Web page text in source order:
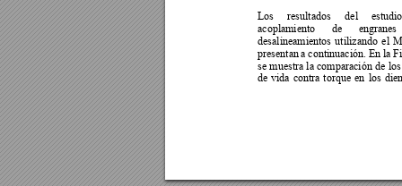
Los resultados del
acoplamiento
de
engranes
desalineamientos utilizando el
presentan a continuación. En la
se muestra la comparación de
de vida contra torque en los